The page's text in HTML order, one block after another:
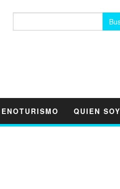
ENOTURISMO QUIEN SOY